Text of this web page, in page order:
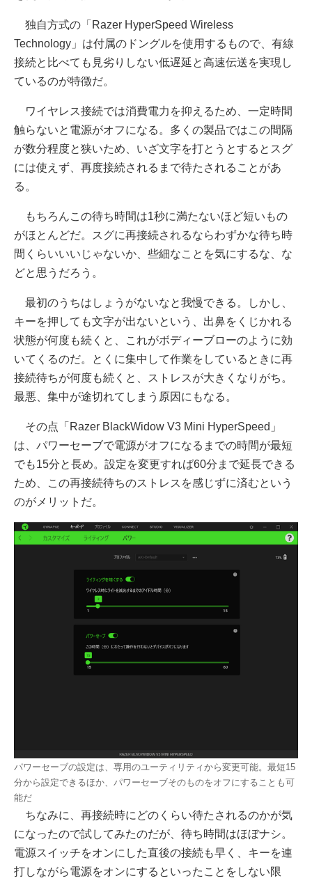
独自方式の「Razer HyperSpeed Wireless
Technology」は付属のドングルを使用するもので、有線
接続と比べても見劣りしない低遅延と高速伝送を実現し
ているのが特徴だ。
ワイヤレス接続では消費電力を抑えるため、一定時間
触らないと電源がオフになる。多くの製品ではこの間隔
が数分程度と狭いため、いざ文字を打とうとするとスグ
には使えず、再度接続されるまで待たされることがあ
る。
もちろんこの待ち時間は1秒に満たないほど短いもの
がほとんどだ。スグに再接続されるならわずかな待ち時
間くらいいいじゃないか、些細なことを気にするな、な
どと思うだろう。
最初のうちはしょうがないなと我慢できる。しかし、
キーを押しても文字が出ないという、出鼻をくじかれる
状態が何度も続くと、これがボディーブローのように効
いてくるのだ。とくに集中して作業をしているときに再
接続待ちが何度も続くと、ストレスが大きくなりがち。
最悪、集中が途切れてしまう原因にもなる。
その点「Razer BlackWidow V3 Mini HyperSpeed」
は、パワーセーブで電源がオフになるまでの時間が最短
でも15分と長め。設定を変更すれば60分まで延長できる
ため、この再接続待ちのストレスを感じずに済むという
のがメリットだ。
パワーセーブの設定は、専用のユーティリティから変更可能。最短15
分から設定できるほか、パワーセーブそのものをオフにすることも可
能だ
ちなみに、再接続時にどのくらい待たされるのかが気
になったので試してみたのだが、待ち時間はほぼナシ。
電源スイッチをオンにした直後の接続も早く、キーを連
打しながら電源をオンにするといったことをしない限